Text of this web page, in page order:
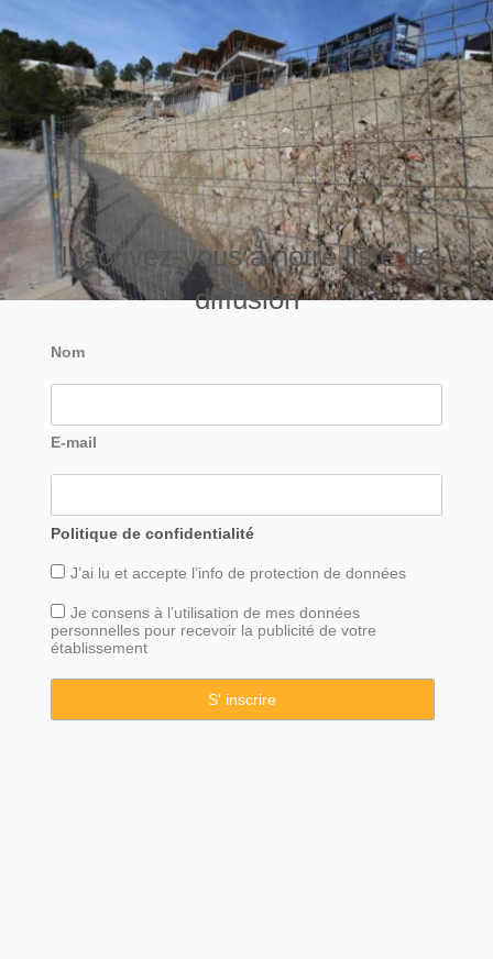
Inscrivez-vous à notre liste de
diffusion
Nom
E-mail
Politique de confidentialité
J’ai lu et accepte l’info de protection de données
Je consens à l’utilisation de mes données
personnelles pour recevoir la publicité de votre
établissement